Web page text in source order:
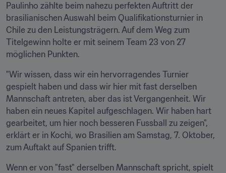
Paulinho zählte beim nahezu perfekten Auftritt der
brasilianischen Auswahl beim Qualifikationsturnier in
Chile zu den Leistungsträgern. Auf dem Weg zum
Titelgewinn holte er mit seinem Team 23 von 27
möglichen Punkten.
"Wir wissen, dass wir ein hervorragendes Turnier
gespielt haben und dass wir hier mit fast derselben
Mannschaft antreten, aber das ist Vergangenheit. Wir
haben ein neues Kapitel aufgeschlagen. Wir haben hart
gearbeitet, um hier noch besseren Fussball zu zeigen",
erklärt er in Kochi, wo Brasilien am Samstag, 7. Oktober,
zum Auftakt auf Spanien trifft.
Wenn er von "fast" derselben Mannschaft spricht, spielt